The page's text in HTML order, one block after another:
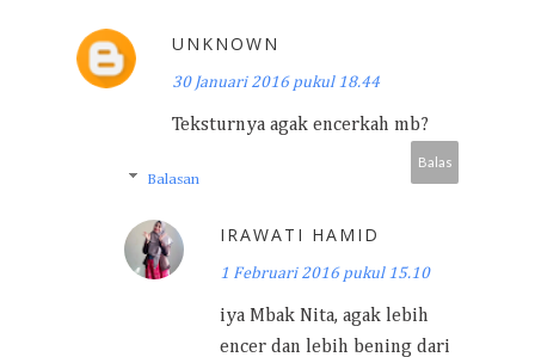
UNKNOWN
30 Januari 2016 pukul 18.44
Teksturnya agak encerkah mb?
Balas
Balasan
IRAWATI HAMID
1 Februari 2016 pukul 15.10
iya Mbak Nita, agak lebih
encer dan lebih bening dari